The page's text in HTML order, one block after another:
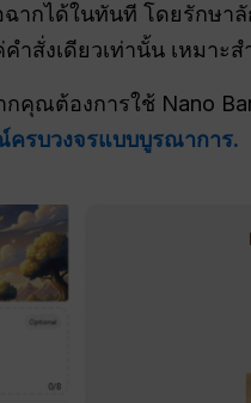
ฉากได้ในทันที โดยรักษ
ำสั่งเดียวเท่านั้น เหมาะส
กคุณต้องการใช้ Nano
ครบวงจรแบบบูรณาการ.